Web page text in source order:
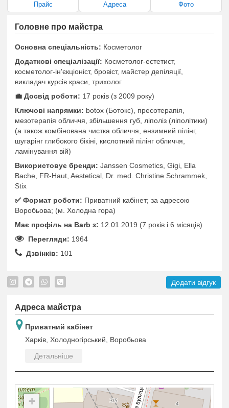
Прайс Адреса Фото
Головне про майстра
Основна спеціальність: Косметолог
Додаткові спеціалізації: Косметолог-естетист,
косметолог-ін'єкціоніст, бровіст, майстер депіляції,
викладач курсів краси, трихолог
💼 Досвід роботи: 17 років (з 2009 року)
Ключові напрямки: botox (Ботокс), пресотерапія,
мезотерапія обличчя, збільшення губ, ліполіз (ліполітики)
(а також комбінована чистка обличчя, ензимний пілінг,
шугарінг глибокого бікіні, кислотний пілінг обличчя,
ламінування вій)
Використовує бренди: Janssen Cosmetics, Gigi, Ella
Bache, FR-Haut, Aestetical, Dr. med. Christine Schrammek,
Stix
✅️ Формат роботи: Приватний кабінет; за адресою
Воробьова; (м. Холодна гора)
Має профіль на Barb з: 12.01.2019 (7 років i 6 місяців)
Перегляди: 1964
Дзвінків: 101
Додати відгук
Адреса майстра
Приватний кабінет
Харків, Холодногірський, Воробьова
Детальніше
+